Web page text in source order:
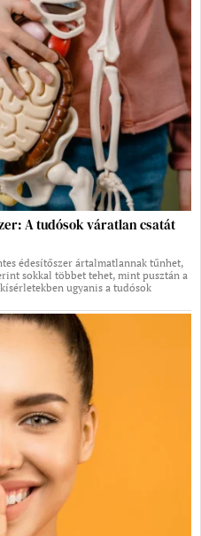
A tudósok váratlan csatát
édesítőszer ártalmatlannak tűnhet,
sokkal többet tehet, mint pusztán a
ugyanis a tudósok